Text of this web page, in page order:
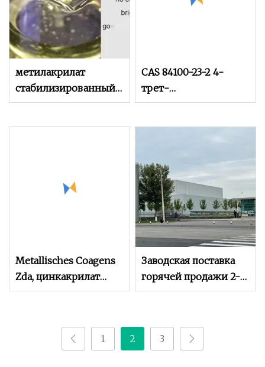
метилакрилат
стабилизированный;
Метилпропеноат №
CAS 84100-23-2 4-
трет-
Metallisches Coagens
Zda, цинкакрилат
(CAS: 14643-87-9)
Заводская поставка
горячей продажи 2-
этилгексилакрилата
с низкой ценой
1
2 3